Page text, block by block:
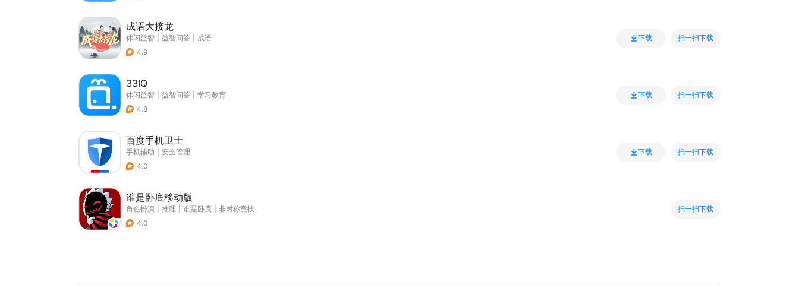
成语大接龙
休闲益智 益智问答
成语
4.9
下载 扫一扫下载
33IQ
休闲益智 益智问答
学习教育
4.8
下载 扫一扫下载
百度手机卫士
手机辅助
安全管理
4.0
下载 扫一扫下载
谁是卧底移动版
角色扮演 推理 谁是卧底
非对称竞技
4.0
扫一扫下载